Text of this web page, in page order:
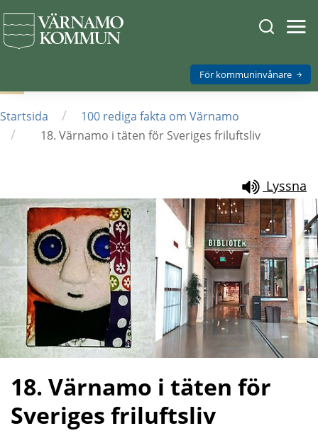
Sök
på
För kommuninvånare
Startsida / 100 rediga fakta om Värnamo
/ 18. Värnamo i täten för Sveriges friluftsliv
Lyssna
18. Värnamo i täten för
Sveriges friluftsliv